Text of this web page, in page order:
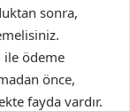
sonra,
ile ödeme
önce,
fayda vardır.